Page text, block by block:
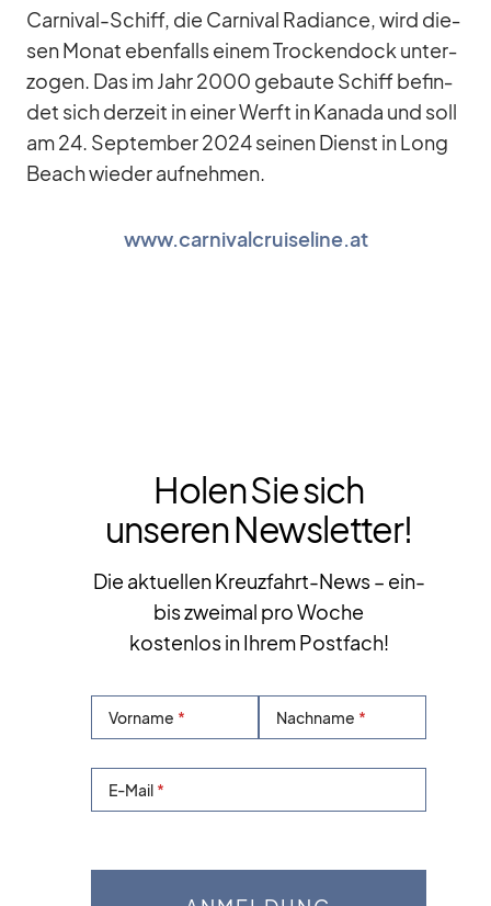
Car­ni­val-Schiff, die Car­ni­val Ra­di­ance, wird die­
sen Mo­nat eben­falls ei­nem Tro­cken­dock un­ter­
zo­gen. Das im Jahr 2000 ge­baute Schiff be­fin­
det sich der­zeit in ei­ner Werft in Ka­nada und soll
am 24. Sep­tem­ber 2024 sei­nen Dienst in Long
Beach wie­der auf­neh­men.
www.carnivalcruiseline.at
Holen Sie sich
unseren Newsletter!
Die aktuellen Kreuzfahrt-News – ein-
bis zweimal pro Woche
kostenlos in Ihrem Postfach!
Vorname Nachname
E-Mail